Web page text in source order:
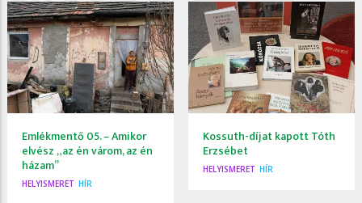
Emlékmentő 05. – Amikor
elvész „az én várom, az én
házam”
HELYISMERET HÍR
Kossuth-díjat kapott Tóth
Erzsébet
HELYISMERET HÍR